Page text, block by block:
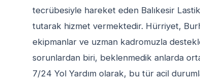
tecrübesiyle hareket eden Balıkesir
tutarak hizmet vermektedir. Hürriyet,
ekipmanlar ve uzman kadromuzla
sorunlardan biri, beklenmedik anlarda
7/24 Yol Yardım olarak, bu tür acil